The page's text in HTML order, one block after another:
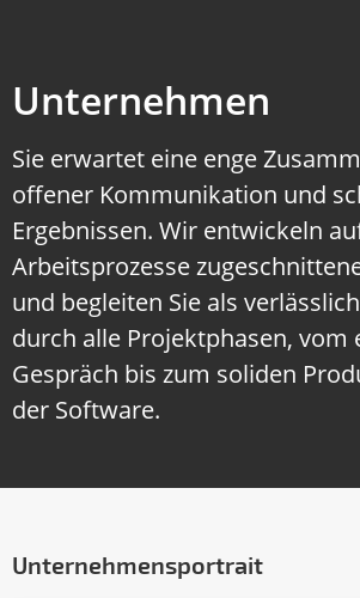
Unternehmen
Sie erwartet eine enge
offener Kommunikation und
Ergebnissen. Wir entwickeln
Arbeitsprozesse
und begleiten Sie als
durch alle Projektphasen, vom
Gespräch bis zum soliden
der Software.
Unternehmensportrait